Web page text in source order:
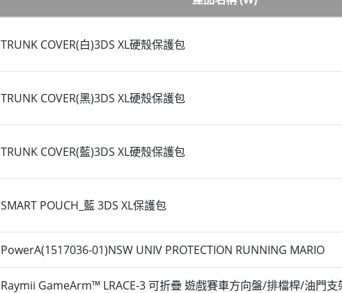
TRUNK COVER(白)3DS XL硬殼保護包
TRUNK COVER(黑)3DS XL硬殼保護包
TRUNK COVER(藍)3DS XL硬殼保護包
SMART POUCH_藍 3DS XL保護包
PowerA(1517036-01)NSW UNIV PROTECTION RUNNING MARIO
Raymii GameArm™ LRACE-3 可折疊 遊戲賽車方向盤/排檔桿/油門支